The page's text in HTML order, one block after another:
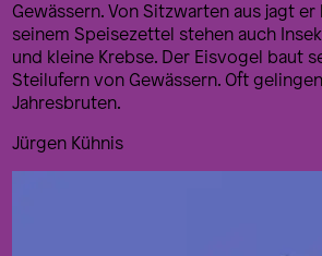
Gewässern. Von Sitzwarten aus jagt
seinem Speisezettel stehen auch
und kleine Krebse. Der Eisvogel baut
Steilufern von Gewässern. Oft
Jahresbruten.
Jürgen Kühnis